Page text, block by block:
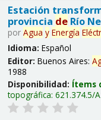
Estación
provincia deRío
por Agua y Energía
Idioma: Español
Editor: Buenos Aires:
1988
Disponibilidad: Ítems
topográfica: 621.374.5/